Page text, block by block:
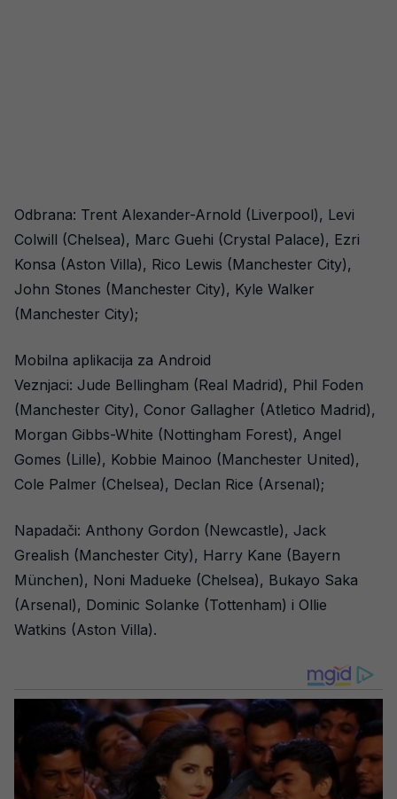
Odbrana: Trent Alexander-Arnold (Liverpool), Levi
Colwill (Chelsea), Marc Guehi (Crystal Palace), Ezri
Konsa (Aston Villa), Rico Lewis (Manchester City),
John Stones (Manchester City), Kyle Walker
(Manchester City);
Mobilna aplikacija za Android
Veznjaci: Jude Bellingham (Real Madrid), Phil Foden
(Manchester City), Conor Gallagher (Atletico Madrid),
Morgan Gibbs-White (Nottingham Forest), Angel
Gomes (Lille), Kobbie Mainoo (Manchester United),
Cole Palmer (Chelsea), Declan Rice (Arsenal);
Napadači: Anthony Gordon (Newcastle), Jack
Grealish (Manchester City), Harry Kane (Bayern
München), Noni Madueke (Chelsea), Bukayo Saka
(Arsenal), Dominic Solanke (Tottenham) i Ollie
Watkins (Aston Villa).